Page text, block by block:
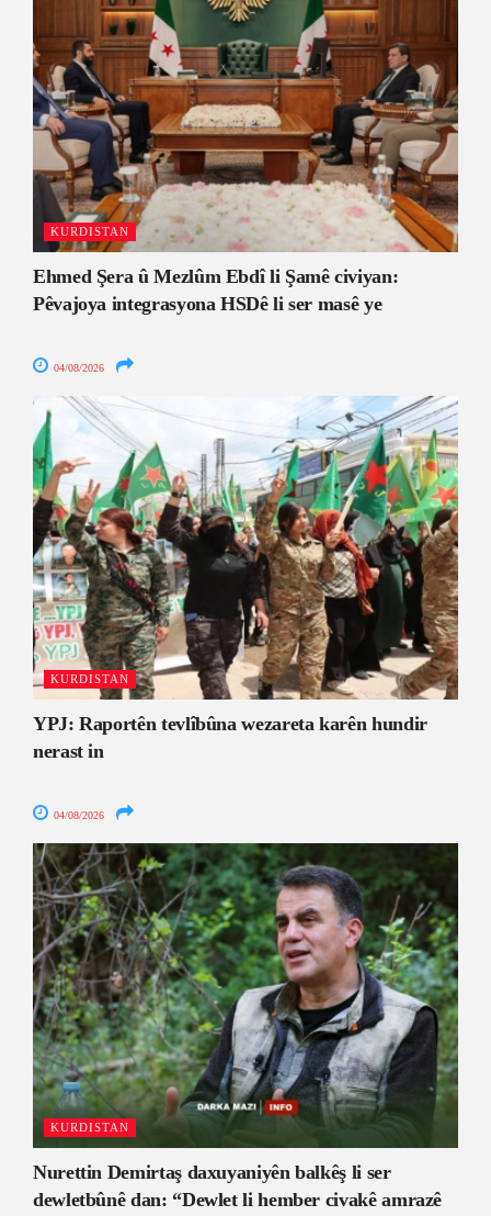
KURDISTAN
Ehmed Şera û Mezlûm Ebdî li Şamê civiyan:
Pêvajoya integrasyona HSDê li ser masê ye
04/08/2026
KURDISTAN
YPJ: Raportên tevlîbûna wezareta karên hundir
nerast in
04/08/2026
KURDISTAN
Nurettin Demirtaş daxuyaniyên balkêş li ser
dewletbûnê dan: “Dewlet li hember civakê amrazê